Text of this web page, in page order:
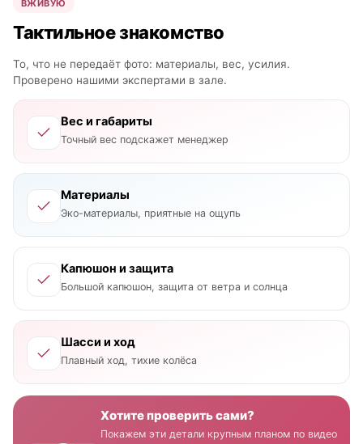
ВЖИВУЮ
Тактильное знакомство
То, что не передаёт фото: материалы, вес, усилия.
Проверено нашими экспертами в зале.
Вес и габариты
Точный вес подскажет менеджер
Материалы
Эко-материалы, приятные на ощупь
Капюшон и защита
Большой капюшон, защита от ветра и солнца
Шасси и ход
Плавный ход, тихие колёса
Хотите проверить сами?
Покажем эти детали крупным планом по видео